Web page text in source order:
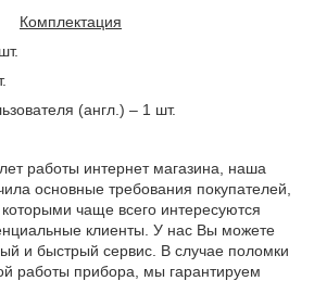
Комплектация
(англ.) – 1 шт.
работы интернет магазина, наша
основные требования покупателей,
чаще всего интересуются
клиенты. У нас Вы можете
и быстрый сервис. В случае поломки
работы прибора, мы гарантируем